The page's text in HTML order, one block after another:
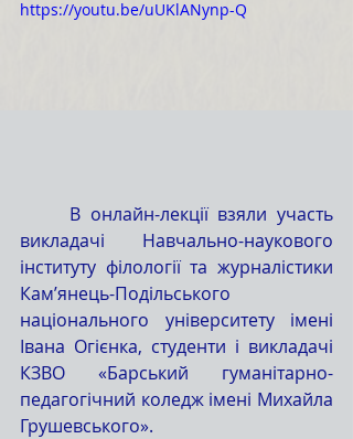
https://youtu.be/uUKlANynp-Q
викладачі Навчально-наукового
інституту філології та журналістики
Кам’янець-Подільського
національного університету імені
Івана Огієнка, студенти і викладачі
КЗВО «Барський гуманітарно-
педагогічний коледж імені Михайла
Грушевського».